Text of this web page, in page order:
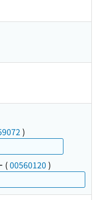
)
(00560120 )